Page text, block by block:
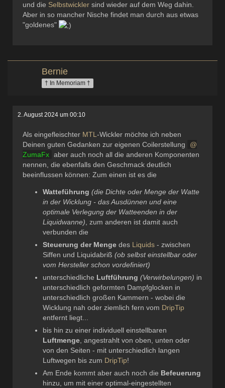
und die Selbstwickler sind wieder auf dem Weg dahin.
Aber in so mancher Nische findet man durch aus etwas
"goldenes"
Bernie
† In Memoriam †
2. August 2024 um 00:10
Als eingefleischter MTL-Wickler möchte ich neben
Deinen guten Gedanken zur eigenen Coilerstellung
ZumaFx aber auch noch all die anderen Komponenten
nennen, die ebenfalls den Geschmack deutlich
beeinflussen können: Zum einen ist es die
Watteführung (die Dichte oder Menge der Watte
in der Wicklung - das Ausdünnen und eine
optimale Verlegung der Watteenden in der
Liquidwanne), zum anderen ist damit auch
verbunden die
Steuerung der Menge des Liquids - zwischen
Siffen und Liquidabriß (ob selbst einstellbar oder
vom Hersteller schon vordefiniert)
unterschiedliche Luftführung (Verwirbelungen) in
unterschiedlich geformten Dampfglocken in
unterschiedlich großen Kammern - wobei die
Wicklung nah oder ziemlich fern vom DripTip
entfernt liegt...
bis hin zu einer individuell einstellbaren
Luftmenge, angestrahlt von oben, unten oder
von den Seiten - mit unterschiedlich langen
Luftwegen bis zum DripTip!
Am Ende kommt aber auch noch die Befeuerung
hinzu, um mit einer optimal-eingestellten